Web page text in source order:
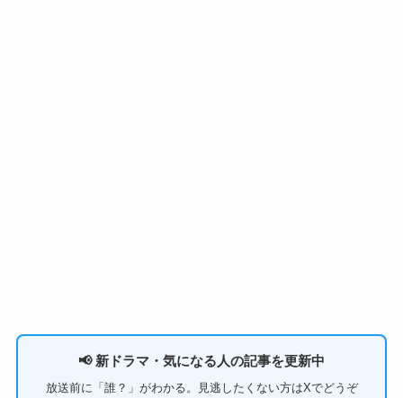
📢 新ドラマ・気になる人の記事を更新中
放送前に「誰？」がわかる。見逃したくない方はXでどうぞ